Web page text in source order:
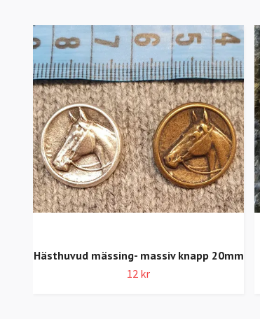
Hästhuvud mässing- massiv knapp 20mm
12 kr